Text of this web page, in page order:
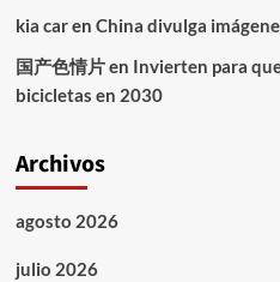
kia caren China divulga
国产色情片en Invierten para
bicicletas en 2030
Archivos
agosto 2026
julio 2026